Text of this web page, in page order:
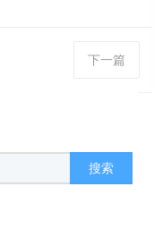
下一篇
搜索